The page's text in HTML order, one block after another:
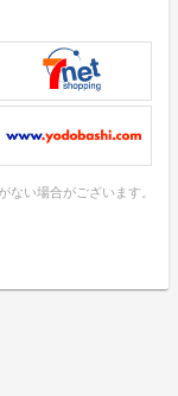
ない場合がございます。